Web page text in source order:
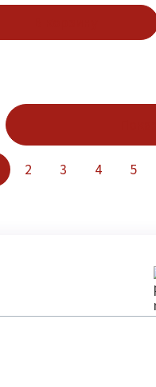
2 3 4 5